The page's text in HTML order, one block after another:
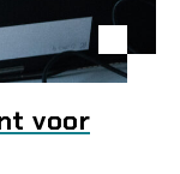
voor